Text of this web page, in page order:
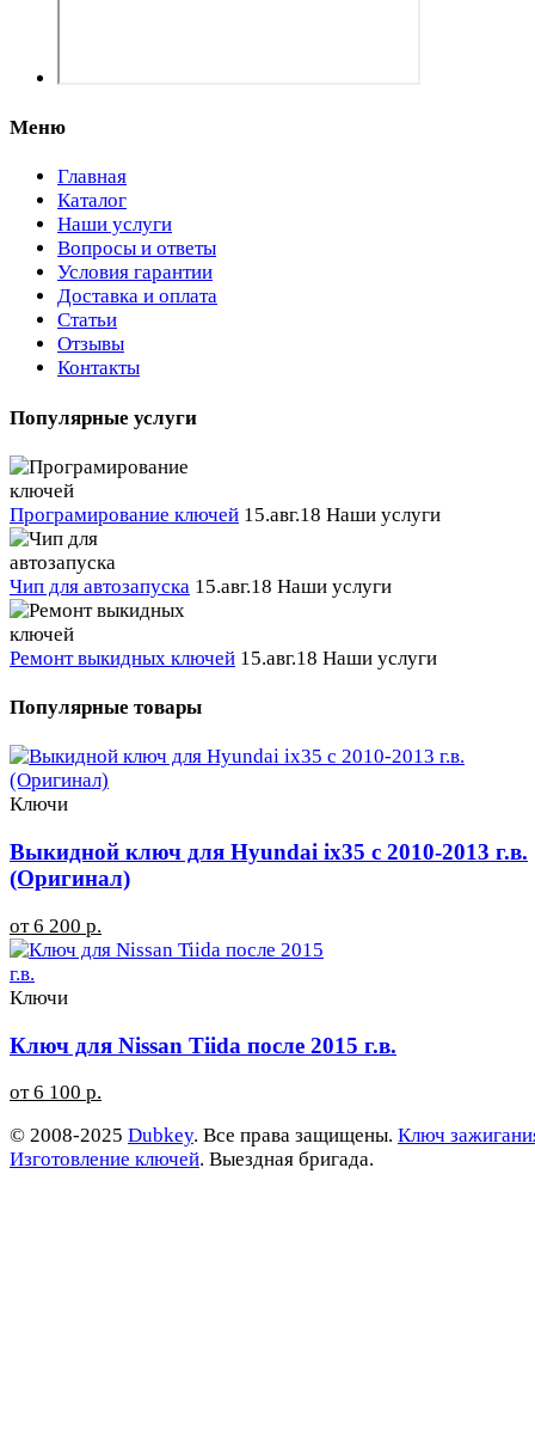
Меню
Главная
Каталог
Наши услуги
Вопросы и ответы
Условия гарантии
Доставка и оплата
Статьи
Отзывы
Контакты
Популярные услуги
Програмирование ключей 15.авг.18 Наши услуги
Чип для автозапуска 15.авг.18 Наши услуги
Ремонт выкидных ключей 15.авг.18 Наши услуги
Популярные товары
Ключи
Выкидной ключ для Hyundai ix35 с 2010-2013 г.в.
(Оригинал)
от 6 200 р.
Ключи
Ключ для Nissan Tiida после 2015 г.в.
от 6 100 р.
© 2008-2025 Dubkey. Все права защищены. Ключ
Изготовление ключей. Выездная бригада.